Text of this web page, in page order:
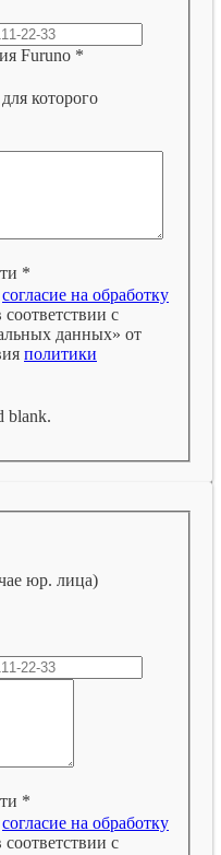
Furuno *
которого
*
согласие на обработку
соответствии с
данных» от
политики
blank.
юр. лица)
*
согласие на обработку
соответствии с